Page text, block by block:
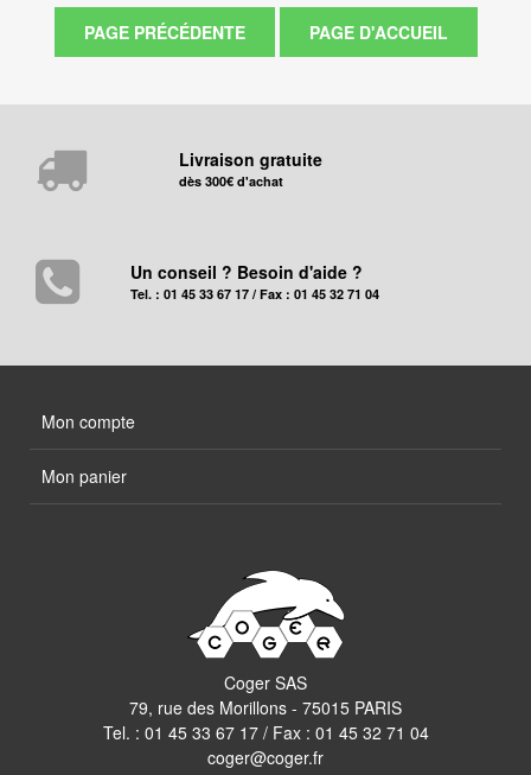
Livraison gratuite
dès 300€ d'achat
Un conseil ? Besoin d'aide ?
Tel. : 01 45 33 67 17 / Fax : 01 45 32 71 04
Mon compte
Mon panier
Coger SAS
79, rue des Morillons - 75015 PARIS
Tel. : 01 45 33 67 17/ Fax : 01 45 32 71 04
coger@coger.fr